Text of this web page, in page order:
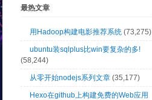
最热文章
用Hadoop构建电影推荐系统 (73,275)
ubuntu装sqlplus比win要复杂的多!
(58,244)
从零开始nodejs系列文章 (35,177)
Hexo在github上构建免费的Web应用